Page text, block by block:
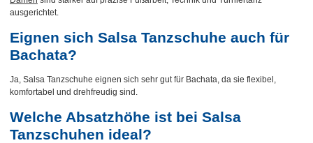
ausgerichtet.
Eignen sich Salsa Tanzschuhe auch für
Bachata?
Ja, Salsa Tanzschuhe eignen sich sehr gut für Bachata, da sie flexibel,
komfortabel und drehfreudig sind.
Welche Absatzhöhe ist bei Salsa
Tanzschuhen ideal?